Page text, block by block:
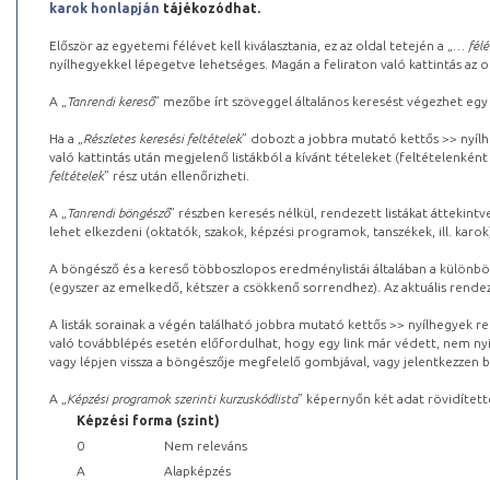
karok honlapján tájékozódhat.
Először az egyetemi félévet kell kiválasztania, ez az oldal tetején a „
…
nyílhegyekkel lépegetve lehetséges. Magán a feliraton való kattintás az
A „ Tanrendi kereső” mezőbe írt szöveggel általános keresést végezhet
Ha a „ Részletes keresési feltételek” dobozt a jobbra mutató kettős >>
való kattintás után megjelenő listákból a kívánt tételeket (feltételenként
feltételek” rész után ellenőrizheti.
A „ Tanrendi böngésző” részben keresés nélkül, rendezett listákat
lehet elkezdeni (oktatók, szakok, képzési programok, tanszékek, ill.
A böngésző és a kereső többoszlopos eredménylistái általában a
(egyszer az emelkedő, kétszer a csökkenő sorrendhez). Az aktuális
A listák sorainak a végén található jobbra mutató kettős >> nyílhegyek
való továbblépés esetén előfordulhat, hogy egy link már védett, nem
vagy lépjen vissza a böngészője megfelelő gombjával, vagy
A „ Képzési programok szerinti kurzuskódlista” képernyőn két adat
Képzési forma (szint)
0
Nem releváns
A
Alapképzés